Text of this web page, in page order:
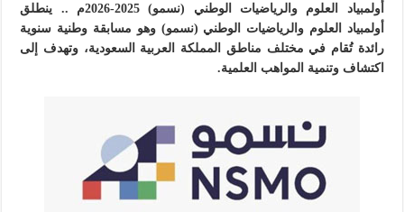
أولمبياد العلوم والرياضيات الوطني (نسمو) 2025-2026م .. ينطلق
أولمبياد العلوم والرياضيات الوطني (نسمو) ‏وهو مسابقة وطنية سنوية
رائدة تُقام في مختلف مناطق المملكة العربية السعودية، ‏وتهدف إلى
اكتشاف وتنمية المواهب العلمية.